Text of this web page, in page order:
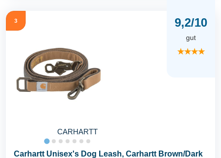
3
CARHARTT
9,2/10
gut
★★★★
Carhartt Unisex's Dog Leash, Carhartt Brown/Dark